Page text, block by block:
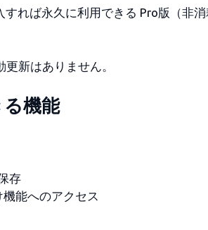
れば永久に利用できる Pro版（非
新はありません。
機能
存
能へのアクセス